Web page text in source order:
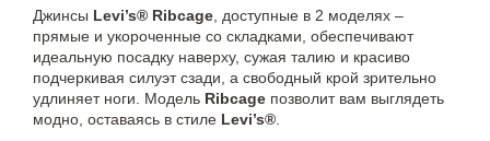
Джинсы Levi’s® Ribcage , доступные в 2 моделях –
прямые и укороченные со складками, обеспечивают
идеальную посадку наверху, сужая талию и красиво
подчеркивая силуэт сзади, а свободный крой зрительно
удлиняет ноги. Модель Ribcage позволит вам выглядеть
модно, оставаясь в стиле Levi’s®